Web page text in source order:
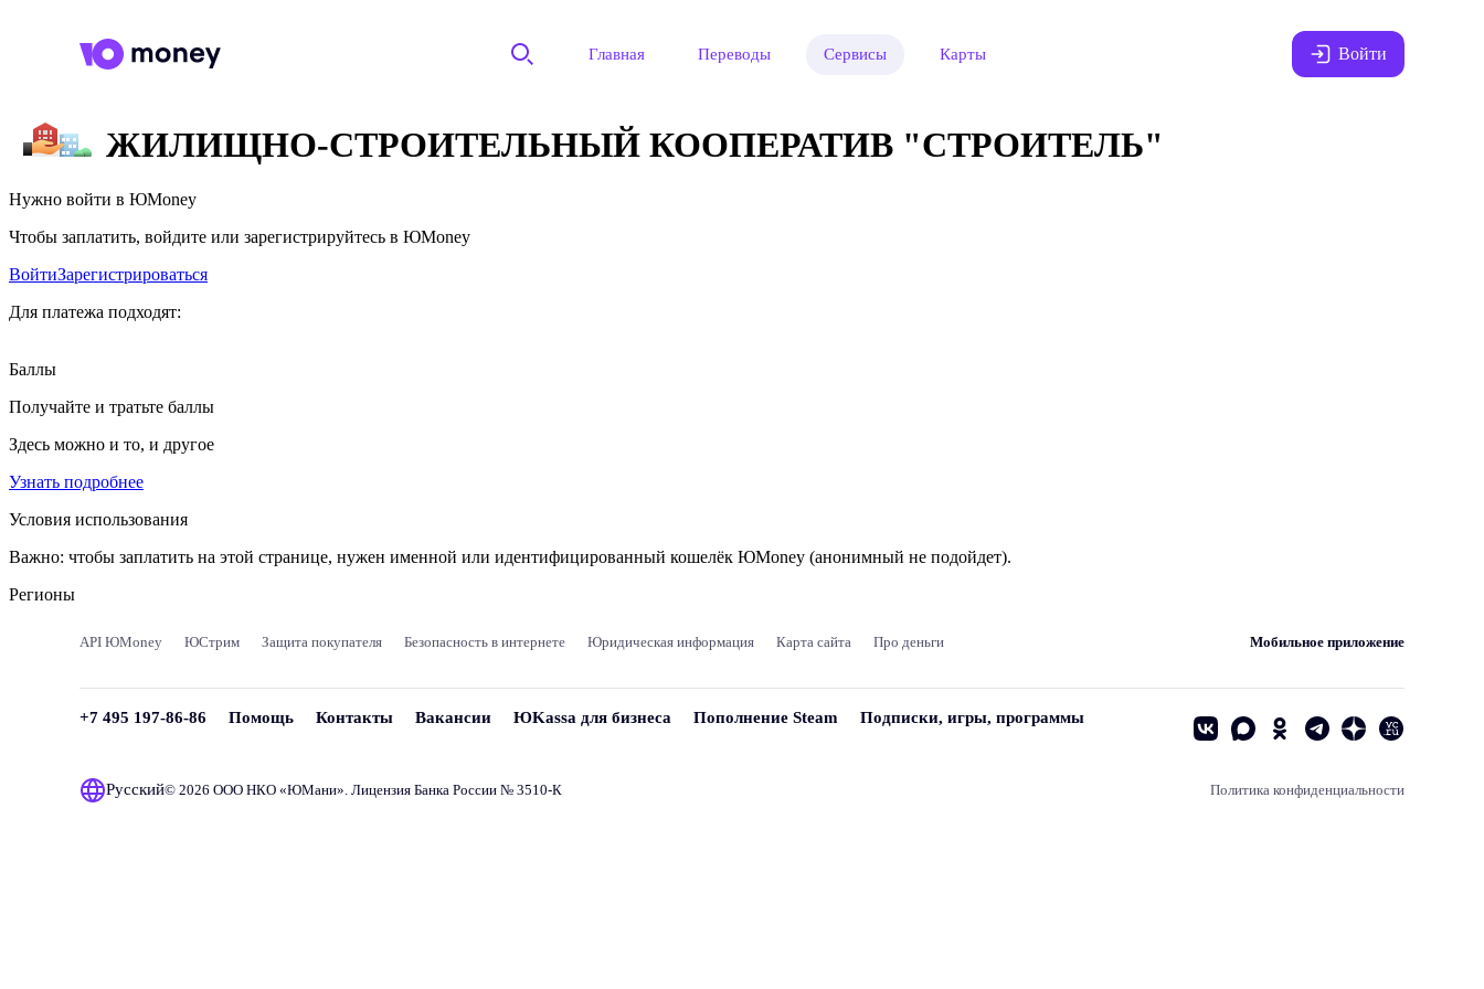
Главная Переводы Сервисы Карты Войти
ЖИЛИЩНО-СТРОИТЕЛЬНЫЙ КООПЕРАТИВ "СТРОИТЕЛЬ"
Нужно войти в ЮMoney
Чтобы заплатить, войдите или зарегистрируйтесь в ЮMoney
ВойтиЗарегистрироваться
Для платежа подходят:
Баллы
Получайте и тратьте баллы
Здесь можно и то, и другое
Узнать подробнее
Условия использования
Важно: чтобы заплатить на этой странице, нужен именной или идентифицированный кошелёк ЮMoney (анонимный не подойдет).
Регионы
API ЮMoney ЮСтрим Защита покупателя Безопасность в интернете Юридическая информация Карта сайта Про деньги Мобильное приложение
+7 495 197-86-86 Помощь Контакты Вакансии ЮKassa для бизнеса Пополнение Steam Подписки, игры, программы
Русский© 2026 ООО НКО «ЮМани». Лицензия Банка России № 3510‑К Политика конфиденциальности